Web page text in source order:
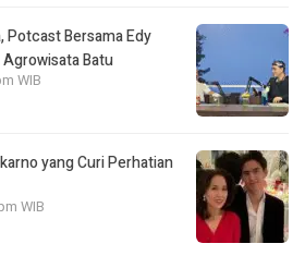
Bersama Edy
Batu
WIB
yang Curi Perhatian
WIB